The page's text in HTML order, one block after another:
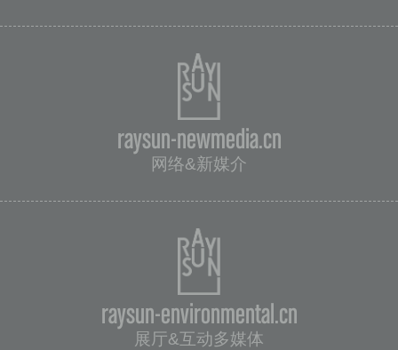
raysun-newmedia.cn
网络&新媒介
raysun-environmental.cn
展厅&互动多媒体